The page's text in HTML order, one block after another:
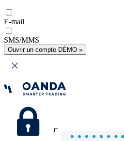
E-mail
SMS/MMS
Ouvrir un compte DÉMO »